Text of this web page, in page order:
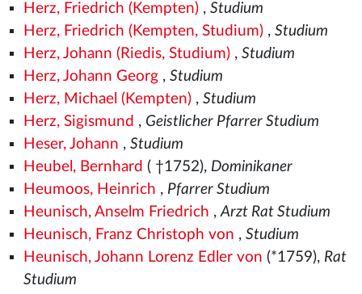
Herz, Friedrich (Kempten), Studium
Herz, Friedrich (Kempten, Studium), Studium
Herz, Johann (Riedis, Studium), Studium
Herz, Johann Georg, Studium
Herz, Michael (Kempten), Studium
Herz, Sigismund , Geistlicher Pfarrer Studium
Heser, Johann , Studium
Heubel, Bernhard ( †1752), Dominikaner
Heumoos, Heinrich , Pfarrer Studium
Heunisch, Anselm Friedrich ,Arzt Rat Studium
Heunisch, Franz Christoph von , Studium
Heunisch, Johann Lorenz Edler von (*1759), Rat
Studium